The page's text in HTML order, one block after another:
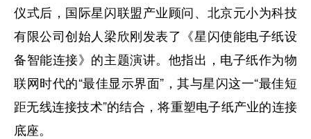
仪式后，国际星闪联盟产业顾问、北京元小为科技
有限公司创始人梁欣刚发表了《星闪使能电子纸设
备智能连接》的主题演讲。他指出，电子纸作为物
联网时代的“最佳显示界面”，其与星闪这一“最佳短
距无线连接技术”的结合，将重塑电子纸产业的连接
底座。